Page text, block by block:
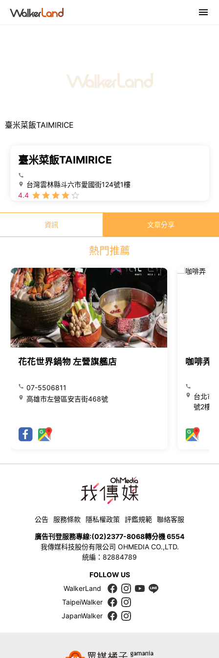
臺米菜飯TAIMIRICE
臺米菜飯TAIMIRICE
台灣雲林縣斗六市愛國街124號1樓
4.4
資訊 文章分享
熱門推薦
花花世界鍋物 左營旗艦店
07-5506811
高雄市左營區安吉街468號
咖啡弄
台北市
號2樓
公告 服務條款 隱私權政策 評鑑規範 聯絡客服
廣告刊登服務專線:(02)2377-8068轉分機 6554
我傳媒科技股份有限公司 OHMEDIA CO.,LTD.
統編：82884789
FOLLOW US
WalkerLand
TaipeiWalker
JapanWalker